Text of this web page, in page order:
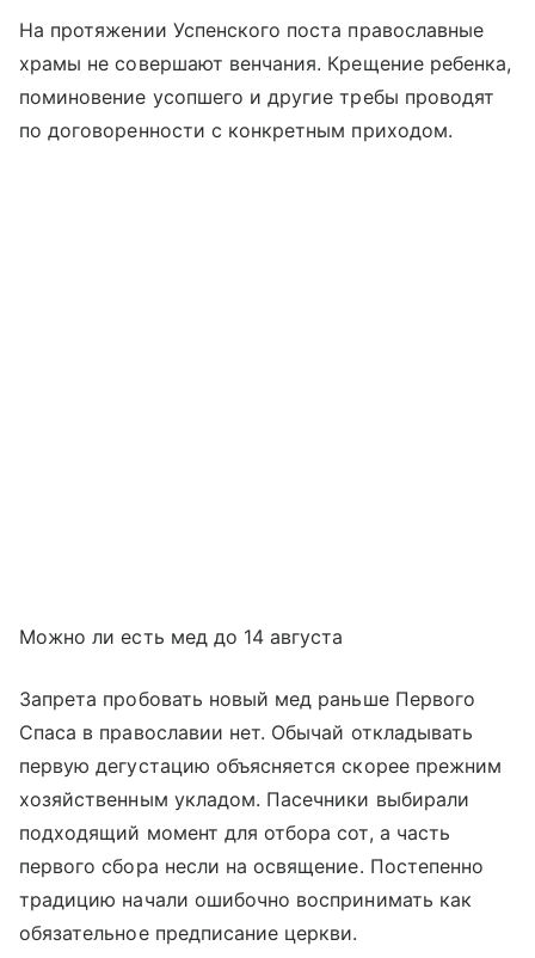
На протяжении Успенского поста православные
храмы не совершают венчания. Крещение ребенка,
поминовение усопшего и другие требы проводят
по договоренности с конкретным приходом.
Можно ли есть мед до 14 августа
Запрета пробовать новый мед раньше Первого
Спаса в православии нет. Обычай откладывать
первую дегустацию объясняется скорее прежним
хозяйственным укладом. Пасечники выбирали
подходящий момент для отбора сот, а часть
первого сбора несли на освящение. Постепенно
традицию начали ошибочно воспринимать как
обязательное предписание церкви.